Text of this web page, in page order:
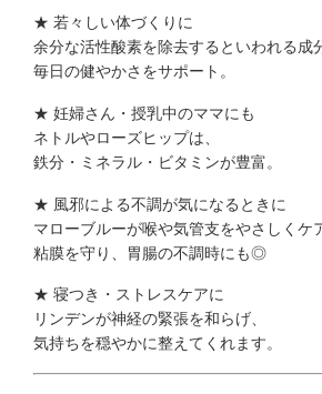
★ 若々しい体づくりに
余分な活性酸素を除去するといわれる成
毎日の健やかさをサポート。
★ 妊婦さん・授乳中のママにも
ネトルやローズヒップは、
鉄分・ミネラル・ビタミンが豊富。
★ 風邪による不調が気になるときに
マローブルーが喉や気管支をやさしくケ
粘膜を守り、胃腸の不調時にも◎
★ 寝つき・ストレスケアに
リンデンが神経の緊張を和らげ、
気持ちを穏やかに整えてくれます。